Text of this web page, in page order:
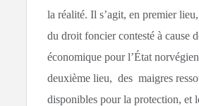
la réalité. Il s’agit, en premier
du droit foncier contesté à cause
économique pour l’État
deuxième lieu, des maigres
disponibles pour la protection, et